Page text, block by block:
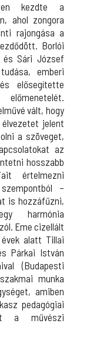
kezdte a
ahol zongora
rajongása a
Borlói
és Sári József
emberi
elősegítette
vált, hogy
jelent
a szöveget,
az
hosszabb
értelmezni
–
is hozzáfűzni,
harmónia
Eme cizellált
alatt Tillai
Párkai István
(Budapesti
munka
amiben
pedagógiai
a művészi